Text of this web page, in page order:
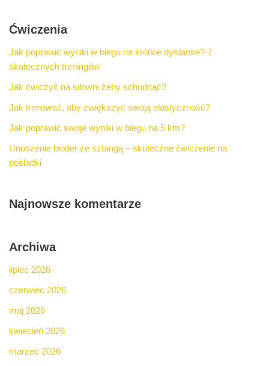
Ćwiczenia
Jak poprawić wyniki w biegu na krótkie dystanse? 7
skutecznych treningów
Jak ćwiczyć na siłowni żeby schudnąć?
Jak trenować, aby zwiększyć swoją elastyczność?
Jak poprawić swoje wyniki w biegu na 5 km?
Unoszenie bioder ze sztangą – skuteczne ćwiczenie na
pośladki
Najnowsze komentarze
Archiwa
lipiec 2026
czerwiec 2026
maj 2026
kwiecień 2026
marzec 2026